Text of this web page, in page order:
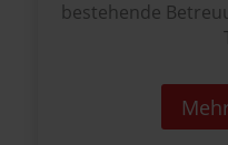
bestehende